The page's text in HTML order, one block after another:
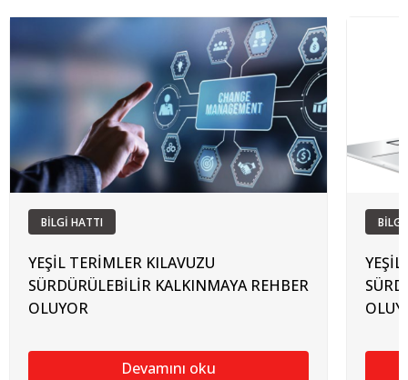
BİLGİ HATTI
YEŞİL TERİMLER KILAVUZU
SÜRDÜRÜLEBİLİR KALKINMAYA REHBER
OLUYOR
Devamını oku